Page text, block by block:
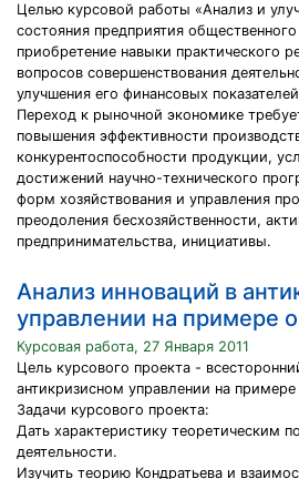
Целью курсовой работы «Анализ и
состояния предприятия
приобретение навыки практического
вопросов совершенствования
улучшения его финансовых
Переход к рыночной экономике
повышения эффективности
конкурентоспособности продукции,
достижений научно-технического
форм хозяйствования и управления
преодоления бесхозяйственности,
предпринимательства, инициативы.
Анализ инноваций в
управлении на примере
Курсовая работа, 27 Января 2011
Цель курсового проекта -
антикризисном управлении на примере
Задачи курсового проекта:
Дать характеристику теоретическим
деятельности.
Изучить теорию Кондратьева и